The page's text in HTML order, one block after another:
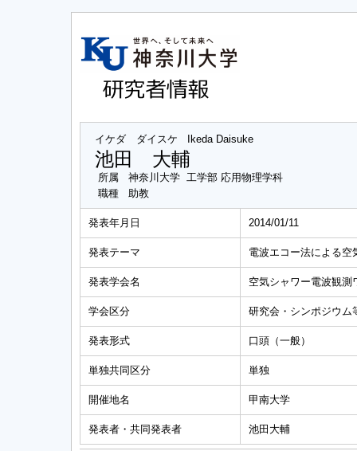
イケダ ダイスケ Ikeda Daisuke
池田 大輔
所属
神奈川大学 工学部 応用物理学科
職種
助教
発表年月日 2014/01/11
発表テーマ 電波エコー法による空
発表学会名 空気シャワー電波観測
学会区分 研究会・シンポジウム
発表形式 口頭（一般）
単独共同区分 単独
開催地名 甲南大学
発表者・共同発表者 池田大輔